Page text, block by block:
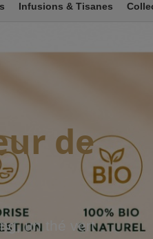
Infusions & Tisanes
de
un thé vert